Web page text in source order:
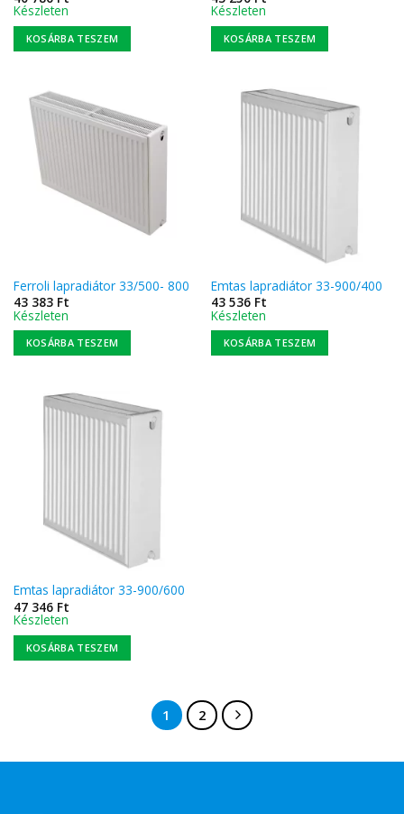
Készleten
KOSÁRBA TESZEM
Készleten
KOSÁRBA TESZEM
Ferroli lapradiátor 33/500- 800
43 383 Ft
Készleten
KOSÁRBA TESZEM
Emtas lapradiátor 33-900/400
43 536 Ft
Készleten
KOSÁRBA TESZEM
Emtas lapradiátor 33-900/600
47 346 Ft
Készleten
KOSÁRBA TESZEM
1 2